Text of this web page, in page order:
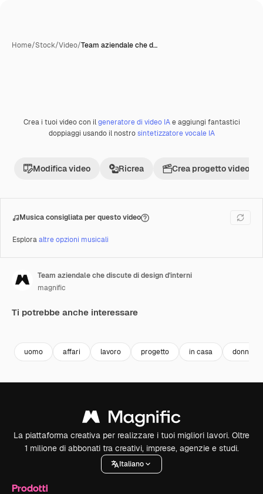
Home/Stock/Video/Team aziendale che d…
Crea i tuoi video con ilgeneratore di video IAe aggiungi fantastici
doppiaggi usando il nostrosintetizzatore vocale IA
Modifica video Ricrea Crea progetto video
Musica consigliata per questo video
Esploraaltre opzioni musicali
Team aziendale che discute di design d'interni
magnific
Ti potrebbe anche interessare
uomo affari lavoro progetto in casa donna
La piattaforma creativa per realizzare i tuoi migliori lavori. Oltre
1 milione di abbonati tra creativi, imprese, agenzie e studi.
Italiano
Prodotti